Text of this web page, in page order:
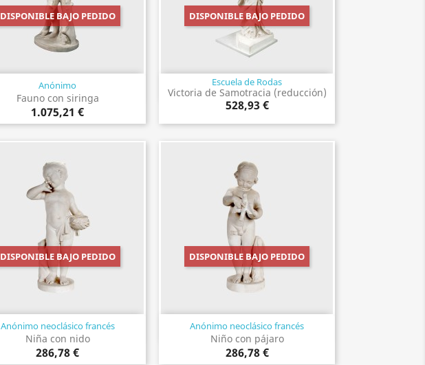
Anónimo
Fauno con siringa
1.075,21 €
DISPONIBLE BAJO PEDIDO
Vista rápida Escuela de Rodas
Victoria de Samotracia (reducción)
528,93 €
DISPONIBLE BAJO PEDIDO
Vista rápida
Anónimo neoclásico francés
Niña con nido
286,78 €
DISPONIBLE BAJO PEDIDO
Vista rápida Anónimo neoclásico francés
Niño con pájaro
286,78 €
DISPONIBLE BAJO PEDIDO
Vista rápida